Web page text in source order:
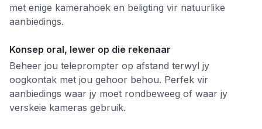
met enige kamerahoek en beligting vir natuurlike
aanbiedings.
Konsep oral, lewer op die rekenaar
Beheer jou teleprompter op afstand terwyl jy
oogkontak met jou gehoor behou. Perfek vir
aanbiedings waar jy moet rondbeweeg of waar jy
verskeie kameras gebruik.